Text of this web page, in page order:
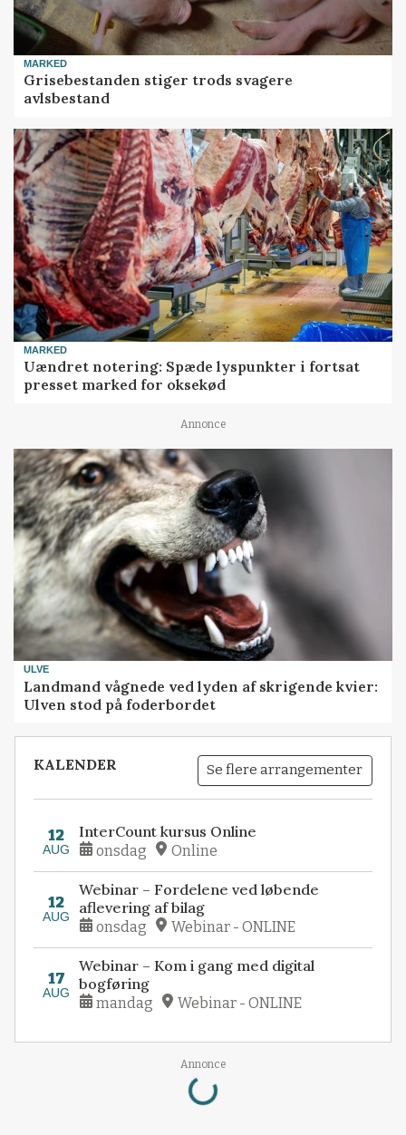
MARKED
Grisebestanden stiger trods svagere
avlsbestand
MARKED
Uændret notering: Spæde lyspunkter i fortsat
presset marked for oksekød
Annonce
ULVE
Landmand vågnede ved lyden af skrigende kvier:
Ulven stod på foderbordet
KALENDER Se flere arrangementer
12
AUG
InterCount kursus Online
onsdag Online
12
AUG
Webinar – Fordelene ved løbende
aflevering af bilag
onsdag Webinar - ONLINE
17
AUG
Webinar – Kom i gang med digital
bogføring
mandag Webinar - ONLINE
Annonce
Loading...